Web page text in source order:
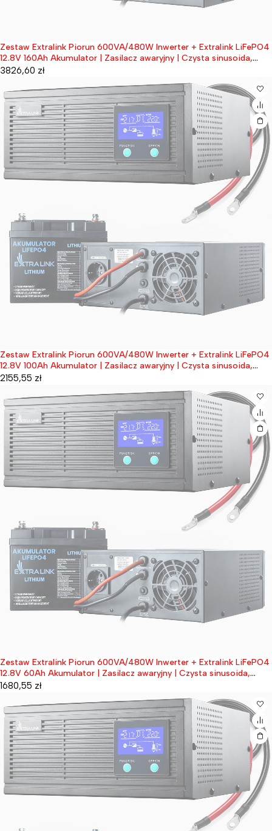
Wyprzedane
Zestaw Extralink Piorun 600VA/480W Inwerter + Extralink LiFePO4
12.8V 160Ah Akumulator | Zasilacz awaryjny | Czysta sinusoida,
napięcie akumulatora 12.8VDC + bezobsługowy
3826,60 zł
Wyprzedane
Zestaw Extralink Piorun 600VA/480W Inwerter + Extralink LiFePO4
12.8V 100Ah Akumulator | Zasilacz awaryjny | Czysta sinusoida,
napięcie akumulatora 12.8VDC + bezobsługowy
2155,55 zł
Wyprzedane
Zestaw Extralink Piorun 600VA/480W Inwerter + Extralink LiFePO4
12.8V 60Ah Akumulator | Zasilacz awaryjny | Czysta sinusoida,
napięcie akumulatora 12.8VDC + bezobsługowy
1680,55 zł